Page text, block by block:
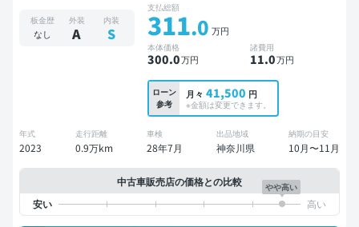
板金歴
なし
外装
A
内装
S
支払総額
311.0 万円
本体価格
300.0万円
諸費用
11.0万円
ローン
参考
月々 41,500 円
※金額は変更できます。
年式
2023
走行距離
0.9万km
車検
28年7月
出品地域
神奈川県
納期の目安
10月〜11月
中古車販売店の価格との比較 やや高い